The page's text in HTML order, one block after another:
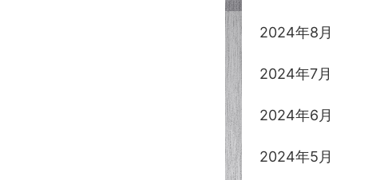
2024年8月
2024年7月
2024年6月
2024年5月